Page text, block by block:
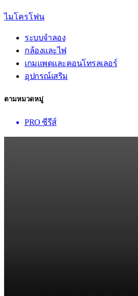
ไมโครโฟน
ระบบจำลอง
กล้องและไฟ
เกมแพดและคอนโทรลเลอร์
อุปกรณ์เสริม
ตามหมวดหมู่
PRO ซีรีส์